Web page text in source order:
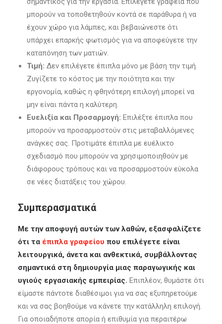
μπορούν να τοποθετηθούν κοντά σε παράθυρα ή να
έχουν χώρο για λάμπες, και βεβαιώνεστε ότι
υπάρχει επαρκής φωτισμός για να αποφεύγετε την
καταπόνηση των ματιών.
Τιμή: Δεν επιλέγετε έπιπλα μόνο με βάση την τιμή.
Ζυγίζετε το κόστος με την ποιότητα και την
εργονομία, καθώς η φθηνότερη επιλογή μπορεί να
μην είναι πάντα η καλύτερη.
Ευελιξία και Προσαρμογή: Επιλέξτε έπιπλα που
μπορούν να προσαρμοστούν στις μεταβαλλόμενες
ανάγκες σας. Προτιμάτε έπιπλα με ευέλικτο
σχεδιασμό που μπορούν να χρησιμοποιηθούν με
διάφορους τρόπους και να προσαρμοστούν εύκολα
σε νέες διατάξεις του χώρου.
Συμπερασματικά
Με την αποφυγή αυτών των λαθών, εξασφαλίζετε
ότι τα έπιπλα γραφείου που επιλέγετε είναι
λειτουργικά, άνετα και ανθεκτικά, συμβάλλοντας
σημαντικά στη δημιουργία μιας παραγωγικής και
υγιούς εργασιακής εμπειρίας. Επιπλέον, θυμάστε ότι
είμαστε πάντοτε διαθέσιμοι για να σας εξυπηρετούμε
και να σας βοηθούμε να κάνετε την κατάλληλη επιλογή.
Για οποιαδήποτε απορία ή επιθυμία για περαιτέρω